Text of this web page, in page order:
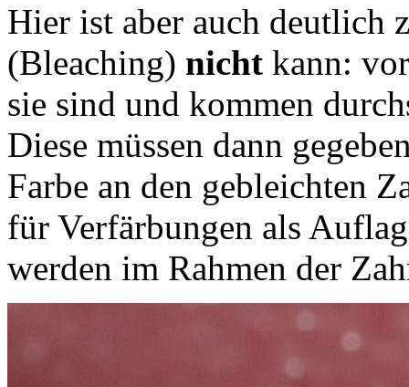
Hier ist aber auch deutlich
(Bleaching) nicht kann:
sie sind und kommen
Diese müssen dann
Farbe an den gebleichten
für Verfärbungen als
werden im Rahmen der